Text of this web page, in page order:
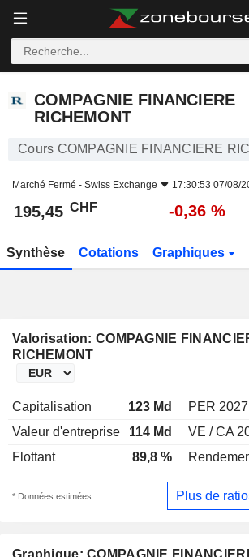
COMPAGNIE FINANCIERE
RICHEMONT
Cours COMPAGNIE FINANCIERE
Marché Fermé - Swiss Exchange 17:30:53 07/08/
195,45 CHF -0,36 %
Synthèse Cotations Graphiques
Valorisation: COMPAGNIE
RICHEMONT
Capitalisation 123 Md PER
Valeur d'entreprise
114 Md VE / CA
Flottant
89,8 %
* Données estimées Plus de